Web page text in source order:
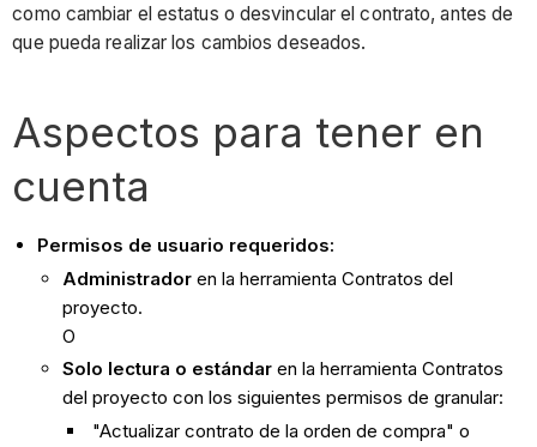
como cambiar el estatus o desvincular el contrato, antes de
que pueda realizar los cambios deseados.
Aspectos para tener en
cuenta
Permisos de usuario requeridos:
Administrador en la herramienta Contratos del
proyecto.
O
Solo lectura o estándar en la herramienta Contratos
del proyecto con los siguientes permisos de granular:
"Actualizar contrato de la orden de compra" o